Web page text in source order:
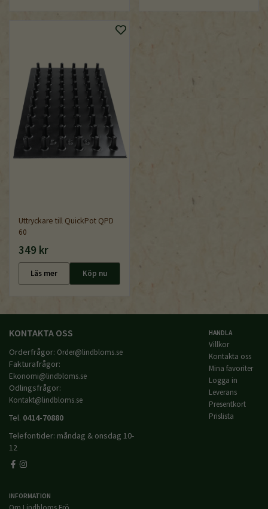
Uttryckare till QuickPot QPD
60
349 kr
Läs mer Köp nu
KONTAKTA OSS
Orderfrågor: Order@lindbloms.se
Fakturafrågor:
Ekonomi@lindbloms.se
Odlingsfrågor:
Kontakt@lindbloms.se
Tel. 0414-70880
Telefontider: måndag & onsdag 10-
12
HANDLA
Villkor
Kontakta oss
Mina favoriter
Logga in
Leverans
Presentkort
Prislista
INFORMATION